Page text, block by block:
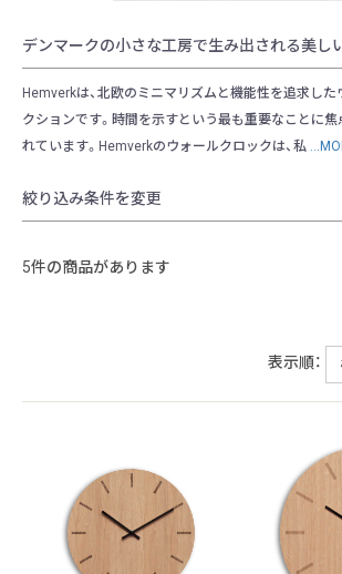
デンマークの小さな工房で生み出される美し
Hemverkは、北欧のミニマリズムと機能性を追求し
クションです。時間を示すという最も重要なことに焦
れています。Hemverkのウォールクロックは、私
絞り込み条件を変更
5件の商品があります
表示順：